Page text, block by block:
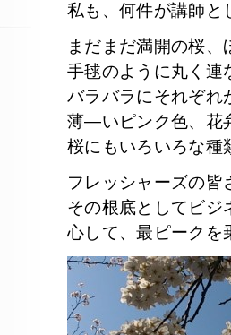
私も、何件が講師と
まだまだ満開の桜、
手毬のように丸く連
バラバラにそれぞれ
薄―いピンク色、花
桜にもいろいろな種
フレッシャーズの皆
その根底としてビジ
心して、最ピークを